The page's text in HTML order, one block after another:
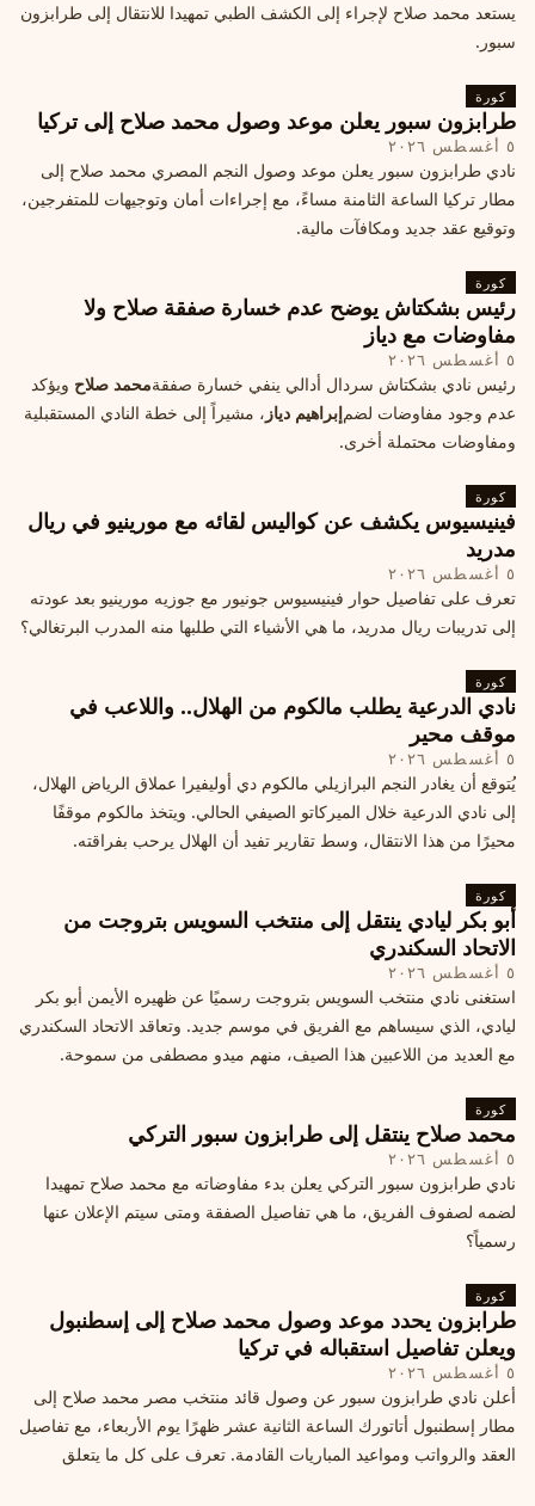
يستعد محمد صلاح لإجراء إلى الكشف الطبي تمهيدا للانتقال إلى طرابزون
سبور.
كورة
طرابزون سبور يعلن موعد وصول محمد صلاح إلى تركيا
٥ أغسطس ٢٠٢٦
نادي طرابزون سبور يعلن موعد وصول النجم المصري محمد صلاح إلى
مطار تركيا الساعة الثامنة مساءً، مع إجراءات أمان وتوجيهات للمتفرجين،
وتوقيع عقد جديد ومكافآت مالية.
كورة
رئيس بشكتاش يوضح عدم خسارة صفقة صلاح ولا
مفاوضات مع دياز
٥ أغسطس ٢٠٢٦
رئيس نادي بشكتاش سردال أدالي ينفي خسارة صفقةمحمد صلاح ويؤكد
عدم وجود مفاوضات لضمإبراهيم دياز ، مشيراً إلى خطة النادي المستقبلية
ومفاوضات محتملة أخرى.
كورة
فينيسيوس يكشف عن كواليس لقائه مع مورينيو في ريال
مدريد
٥ أغسطس ٢٠٢٦
تعرف على تفاصيل حوار فينيسيوس جونيور مع جوزيه مورينيو بعد عودته
إلى تدريبات ريال مدريد، ما هي الأشياء التي طلبها منه المدرب البرتغالي؟
كورة
نادي الدرعية يطلب مالكوم من الهلال.. واللاعب في
موقف محير
٥ أغسطس ٢٠٢٦
يُتوقع أن يغادر النجم البرازيلي مالكوم دي أوليفيرا عملاق الرياض الهلال،
إلى نادي الدرعية خلال الميركاتو الصيفي الحالي. ويتخذ مالكوم موقفًا
محيرًا من هذا الانتقال، وسط تقارير تفيد أن الهلال يرحب بفراقته.
كورة
أبو بكر ليادي ينتقل إلى منتخب السويس بتروجت من
الاتحاد السكندري
٥ أغسطس ٢٠٢٦
استغنى نادي منتخب السويس بتروجت رسميًا عن ظهيره الأيمن أبو بكر
ليادي، الذي سيساهم مع الفريق في موسم جديد. وتعاقد الاتحاد السكندري
مع العديد من اللاعبين هذا الصيف، منهم ميدو مصطفى من سموحة.
كورة
محمد صلاح ينتقل إلى طرابزون سبور التركي
٥ أغسطس ٢٠٢٦
نادي طرابزون سبور التركي يعلن بدء مفاوضاته مع محمد صلاح تمهيدا
لضمه لصفوف الفريق، ما هي تفاصيل الصفقة ومتى سيتم الإعلان عنها
رسمياً؟
كورة
طرابزون يحدد موعد وصول محمد صلاح إلى إسطنبول
ويعلن تفاصيل استقباله في تركيا
٥ أغسطس ٢٠٢٦
أعلن نادي طرابزون سبور عن وصول قائد منتخب مصر محمد صلاح إلى
مطار إسطنبول أتاتورك الساعة الثانية عشر ظهرًا يوم الأربعاء، مع تفاصيل
العقد والرواتب ومواعيد المباريات القادمة. تعرف على كل ما يتعلق